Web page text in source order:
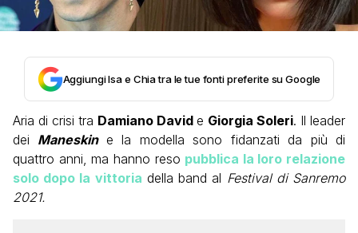
Aggiungi Isa e Chia tra le tue fonti preferite su Google
Aria di crisi tra Damiano David e Giorgia Soleri. Il leader
dei Maneskin e la modella sono fidanzati da più di
quattro anni, ma hanno reso pubblica la loro relazione
solo dopo la vittoria della band al Festival di Sanremo
2021.